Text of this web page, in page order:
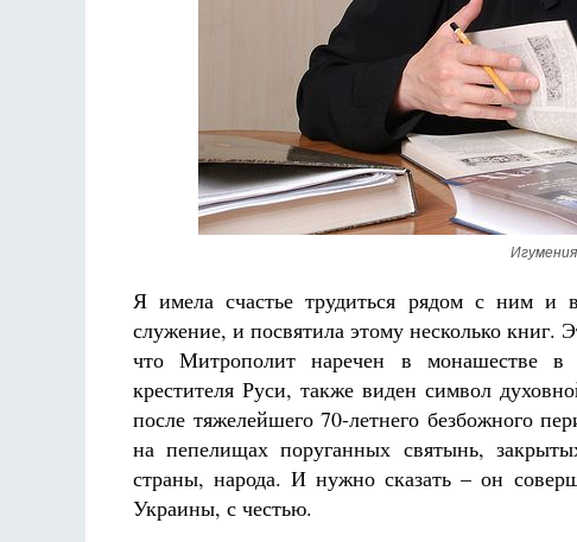
Я имела счастье трудиться рядом с ним и
служение, и посвятила этому несколько
что Митрополит наречен в монашестве в
крестителя Руси, также виден символ
после тяжелейшего 70-летнего безбожного
на пепелищах поруганных святынь,
страны, народа. И нужно сказать – он
Украины, с честью.